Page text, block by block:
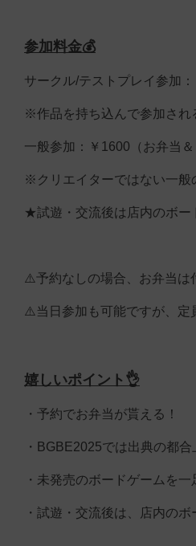
参加料金💰
サークル/テストプレイ参加
※作品を持ち込んで参加され
一般参加：￥1600（お弁当＆
※クリエイターではない一般
★試遊・交流後は店内のボー
⚠️予約なしの場合、お弁当は
⚠️当日参加も可能ですが、定
嬉しいポイント👌
・予約でお弁当が貰える！
・BGBE2025では出典の都
・未発売のボードゲームを一
・試遊・交流後は、店内の